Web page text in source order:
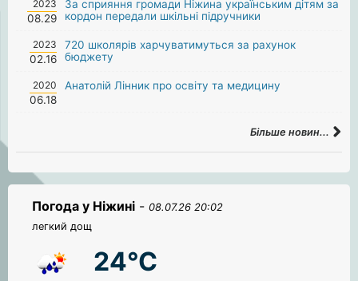
2023
08.29
За сприяння громади Ніжина українським дітям за
кордон передали шкільні підручники
2023
02.16
720 школярів харчуватимуться за рахунок
бюджету
2020
06.18
Анатолій Лінник про освіту та медицину
Більше новин...
Погода у Ніжині - 08.07.26 20:02
легкий дощ
24°C